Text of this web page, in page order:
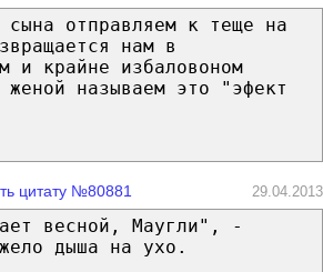
отправляем к теще на
нам в
и крайне избаловоном
называем это "эфект
цитату №80881 29.04.2013
весной, Маугли", -
дыша на ухо.